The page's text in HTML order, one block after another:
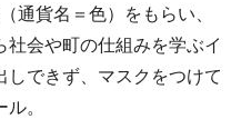
通貨名＝色）をもらい、
会や町の仕組みを学ぶイ
できず、マスクをつけて
。